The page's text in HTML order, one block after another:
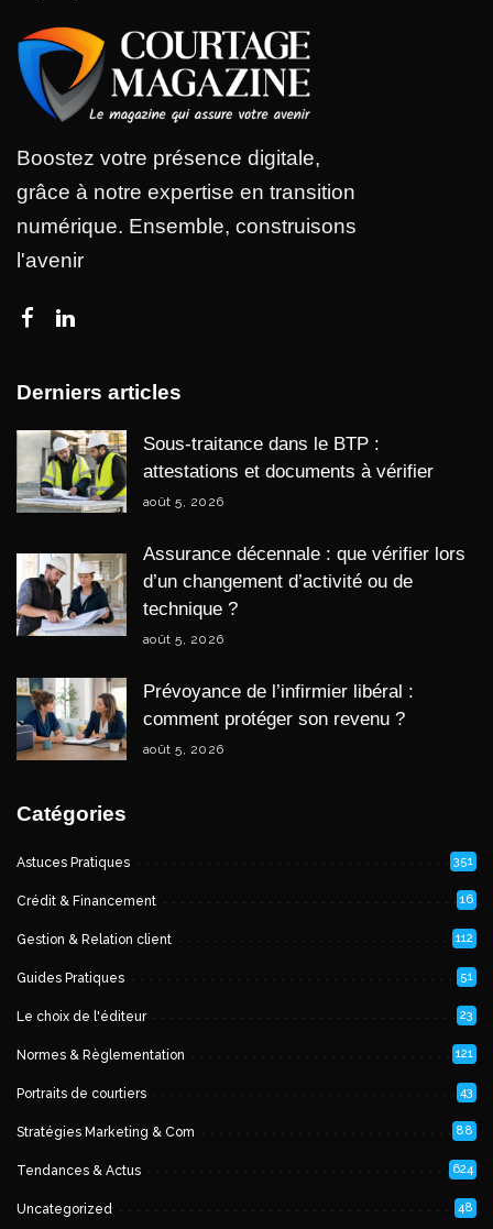
Boostez votre présence digitale,
grâce à notre expertise en transition
numérique. Ensemble, construisons
l'avenir
Derniers articles
Sous-traitance dans le BTP :
attestations et documents à vérifier
août 5, 2026
Assurance décennale : que vérifier lors
d’un changement d’activité ou de
technique ?
août 5, 2026
Prévoyance de l’infirmier libéral :
comment protéger son revenu ?
août 5, 2026
Catégories
Astuces Pratiques 351
Crédit & Financement 16
Gestion & Relation client 112
Guides Pratiques 51
Le choix de l'éditeur 23
Normes & Règlementation 121
Portraits de courtiers 43
Stratégies Marketing & Com 88
Tendances & Actus 624
Uncategorized 48